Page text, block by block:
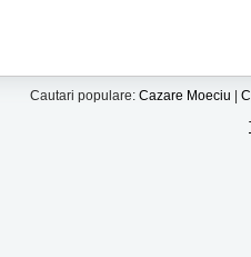
Cautari populare: Cazare Moeciu